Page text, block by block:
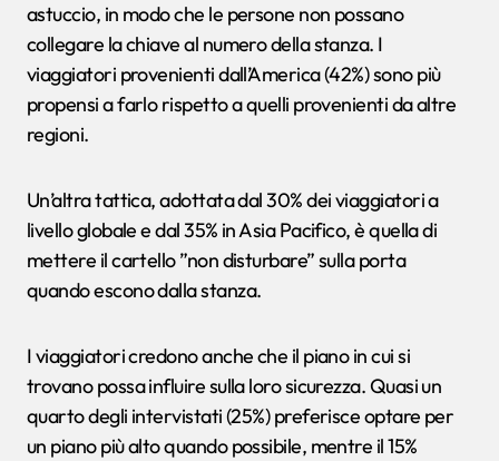
astuccio, in modo che le persone non possano
collegare la chiave al numero della stanza. I
viaggiatori provenienti dall’America (42%) sono più
propensi a farlo rispetto a quelli provenienti da altre
regioni.
Un’altra tattica, adottata dal 30% dei viaggiatori a
livello globale e dal 35% in Asia Pacifico, è quella di
mettere il cartello ”non disturbare” sulla porta
quando escono dalla stanza.
I viaggiatori credono anche che il piano in cui si
trovano possa influire sulla loro sicurezza. Quasi un
quarto degli intervistati (25%) preferisce optare per
un piano più alto quando possibile, mentre il 15%